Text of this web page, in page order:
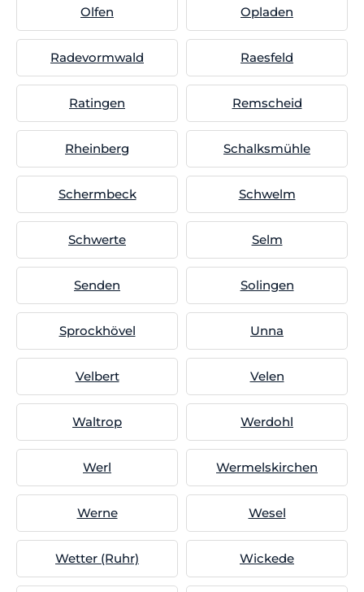
Olfen Opladen
Radevormwald Raesfeld
Ratingen Remscheid
Rheinberg Schalksmühle
Schermbeck Schwelm
Schwerte Selm
Senden Solingen
Sprockhövel Unna
Velbert Velen
Waltrop Werdohl
Werl Wermelskirchen
Werne Wesel
Wetter (Ruhr) Wickede